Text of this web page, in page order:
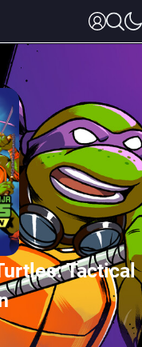
Tactical